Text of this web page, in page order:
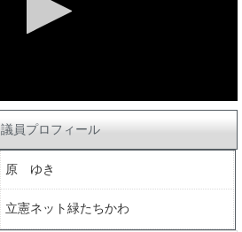
議員プロフィール
原 ゆき
立憲ネット緑たちかわ